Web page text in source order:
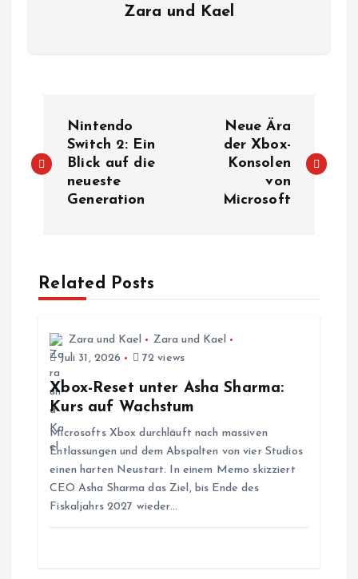
Zara und Kael
e
r
a
Nintendo
Switch 2: Ein
Blick auf die
neueste
Generation
Neue Ära
der Xbox-
Konsolen
von
Microsoft
Related Posts
Zara und Kael
Zara und Kael
Juli 31, 2026
72 views
Xbox-Reset unter Asha Sharma:
Kurs auf Wachstum
Microsofts Xbox durchläuft nach massiven
Entlassungen und dem Abspalten von vier Studios
einen harten Neustart. In einem Memo skizziert
CEO Asha Sharma das Ziel, bis Ende des
Fiskaljahrs 2027 wieder…